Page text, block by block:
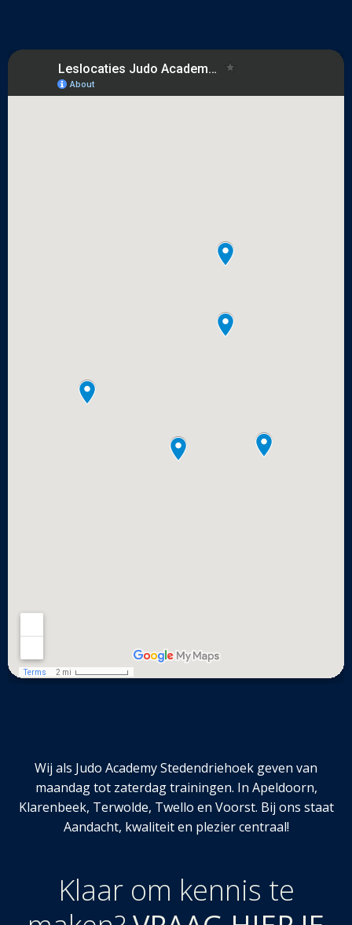
Wij als Judo Academy Stedendriehoek geven van
maandag tot zaterdag trainingen. In Apeldoorn,
Klarenbeek, Terwolde, Twello en Voorst. Bij ons staat
Aandacht, kwaliteit en plezier centraal!
Klaar om kennis te